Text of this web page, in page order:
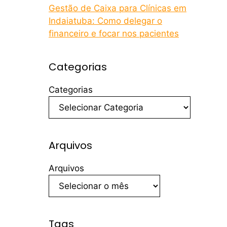
Gestão de Caixa para Clínicas em
Indaiatuba: Como delegar o
financeiro e focar nos pacientes
Categorias
Categorias
Arquivos
Arquivos
Tags